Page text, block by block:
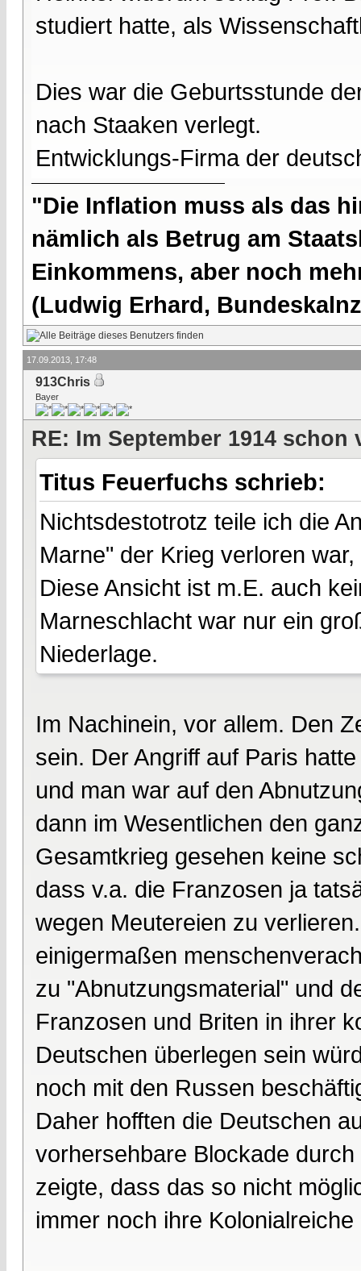
studiert hatte, als
Dies war die Geburtsstunde
nach Staaken verlegt.
Entwicklungs-Firma der
"Die Inflation muss als das
nämlich als Betrug am
Einkommens, aber noch
(Ludwig Erhard,
17.09.2013, 17:48
913Chris
Bayer
RE: Im September 1914 schon
Titus Feuerfuchs schrieb:
Nichtsdestotrotz teile ich die
Marne" der Krieg verloren war,
Diese Ansicht ist m.E. auch
Marneschlacht war nur ein
Niederlage.
Im Nachinein, vor allem. Den
sein. Der Angriff auf Paris
und man war auf den
dann im Wesentlichen den
Gesamtkrieg gesehen keine
dass v.a. die Franzosen ja
wegen Meutereien zu
einigermaßen
zu "Abnutzungsmaterial" und
Franzosen und Briten in ihrer
Deutschen überlegen sein
noch mit den Russen
Daher hofften die Deutschen
vorhersehbare Blockade
zeigte, dass das so nicht
immer noch ihre